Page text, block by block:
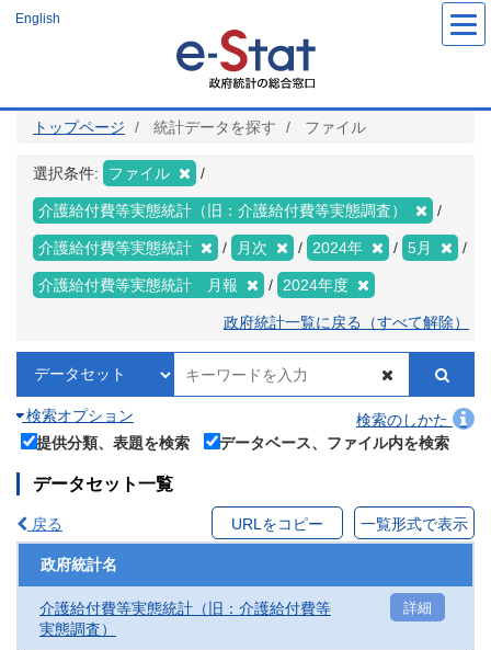
ツ
English
トップページ 統計データを探す ファイル
選択条件: ファイル
介護給付費等実態統計（旧：介護給付費等実態調査）
介護給付費等実態統計 月次 2024年 5月
介護給付費等実態統計 月報 2024年度
政府統計一覧に戻る（すべて解除）
検索オプション
検索のしかた
提供分類、表題を検索
データベース、ファイル内を検索
データセット一覧
戻る URLをコピー 一覧形式で表示
政府統計名
介護給付費等実態統計（旧：介護給付費等
実態調査）
詳細